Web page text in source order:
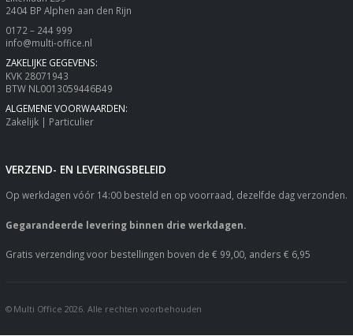
2404 BP Alphen aan den Rijn
0172 – 244 999
info@multi-office.nl
ZAKELIJKE GEGEVENS:
KVK 28071943
BTW NL0013059446B49
ALGEMENE VOORWAARDEN:
Zakelijk| Particulier
VERZEND- EN LEVERINGSBELEID
Op werkdagen vóór 14:00 besteld en op voorraad, dezelfde dag verzonden.
Gegarandeerde levering binnen drie werkdagen.
Gratis verzending voor bestellingen boven de € 99,00, anders € 6,95
© Multi Office 2026. Alle rechten voorbehouden